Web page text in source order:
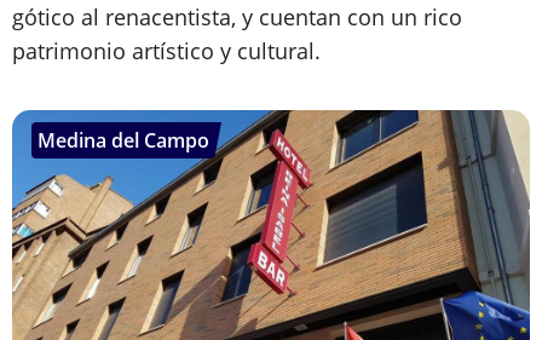
gótico al renacentista, y cuentan con un rico
patrimonio artístico y cultural.
Medina del Campo